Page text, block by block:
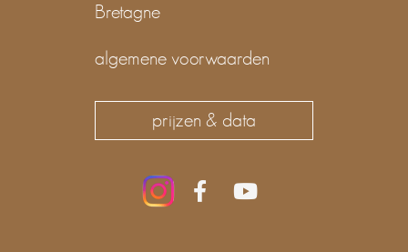
Bretagne
algemene voorwaarden
prijzen & data